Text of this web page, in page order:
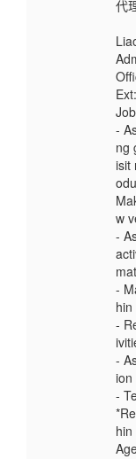
代
-
ng
isit
w
-
-
-
-
ion
-